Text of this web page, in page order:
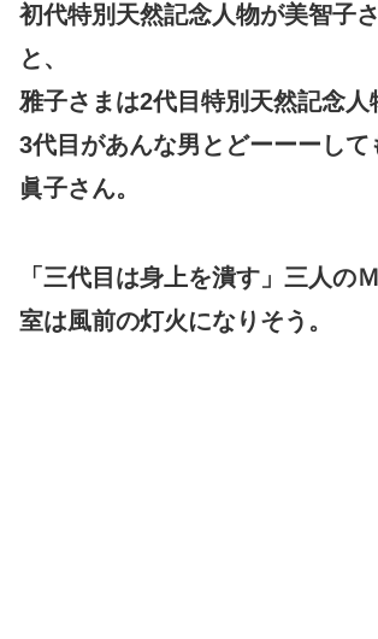
初代特別天然記念人物が美智子
と、
雅子さまは2代目特別天然記念人
3代目があんな男とどーーーして
眞子さん。
「三代目は身上を潰す」三人の
室は風前の灯火になりそう。